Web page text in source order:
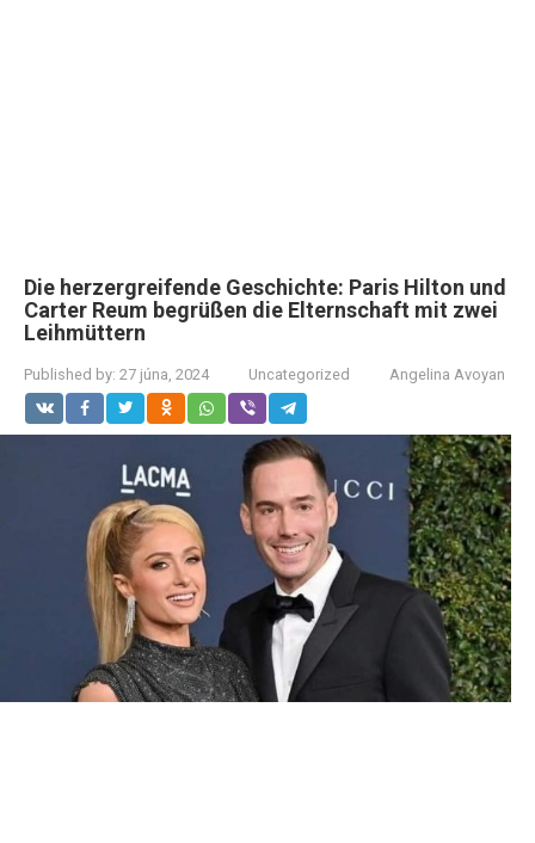
Die herzergreifende Geschichte: Paris Hilton und
Carter Reum begrüßen die Elternschaft mit zwei
Leihmüttern
Published by: 27 júna, 2024 Uncategorized Angelina Avoyan